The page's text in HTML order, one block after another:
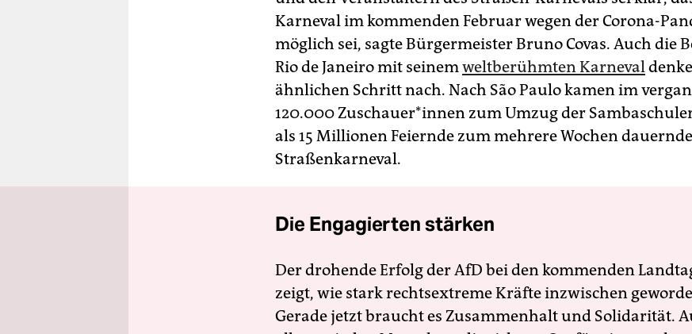
Karneval im kommenden Februar wegen der Corona-
möglich sei, sagte Bürgermeister Bruno Covas. Auch die
Rio de Janeiro mit seinemweltberühmten Karneval
ähnlichen Schritt nach. Nach São Paulo kamen im
120.000 Zuschauer*innen zum Umzug der
als 15 Millionen Feiernde zum mehrere Wochen
Straßenkarneval.
Die Engagierten stärken
Der drohende Erfolg der AfD bei den kommenden
zeigt, wie stark rechtsextreme Kräfte inzwischen
Gerade jetzt braucht es Zusammenhalt und Solidarität.